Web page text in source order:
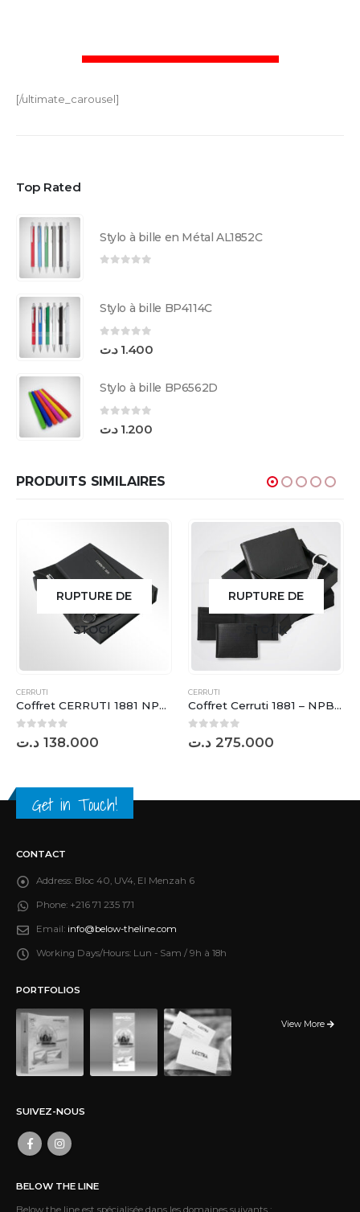
[/ultimate_carousel]
Top Rated
Stylo à bille en Métal AL1852C
Stylo à bille BP4114C
sur 51.400 د.ت
Stylo à bille BP6562D
1.200 د.ت
PRODUITS SIMILAIRES
RUPTURE DE
STOCK
CERRUTI
Coffret CERRUTI 1881 NPBKN308
sur 5138.000 د.ت
RUPTURE DE
STOCK
CERRUTI
Coffret Cerruti 1881 – NPBUW381
sur 5275.000 د.ت
Get in Touch!
CONTACT
Address: Bloc 40, UV4, El Menzah 6
Phone: +216 71 235 171
Email: info@below-theline.com
Working Days/Hours: Lun - Sam / 9h à 18h
PORTFOLIOS
View More
SUIVEZ-NOUS
BELOW THE LINE